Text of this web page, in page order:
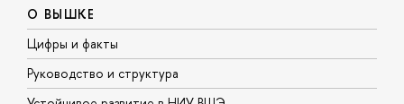
О ВЫШКЕ
Цифры и факты
Руководство и структура